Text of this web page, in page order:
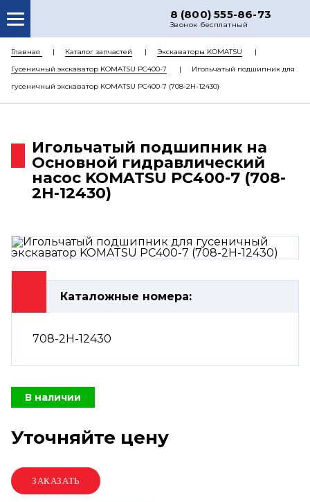
8 (800) 555-86-73
Звонок бесплатный
О НАС
КАТАЛОГ ЗАПЧАСТЕЙ
РЕМОНТ
ЦЕНЫ
КОНТАКТЫ
Главная Каталог запчастей
Экскаваторы KOMATSU
Гусеничный экскаватор KOMATSU PC400-7
Игольчатый подшипник для
гусеничный экскаватор KOMATSU PC400-7 (708-2H-12430)
Игольчатый подшипник на
Основной гидравлический
насос KOMATSU PC400-7 (708-
2H-12430)
Каталожные номера:
708-2H-12430
В наличии
Уточняйте цену